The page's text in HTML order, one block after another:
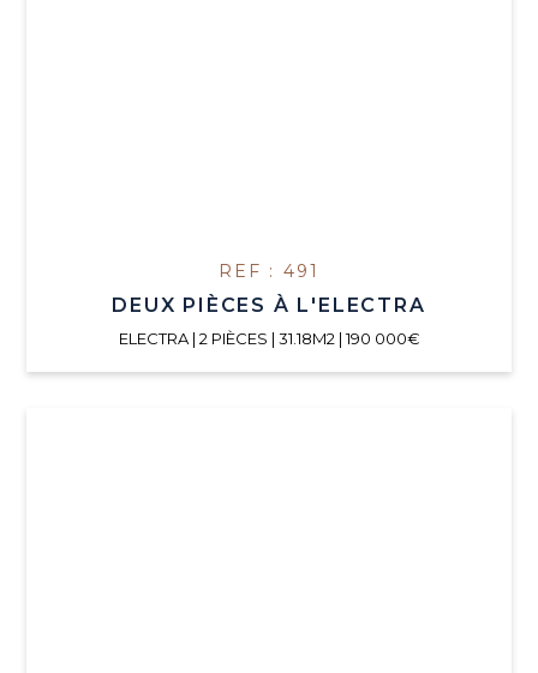
REF : 491
DEUX PIÈCES À L'ELECTRA
ELECTRA | 2 PIÈCES | 31.18M2 | 190 000€